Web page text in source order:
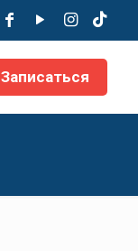
Записаться